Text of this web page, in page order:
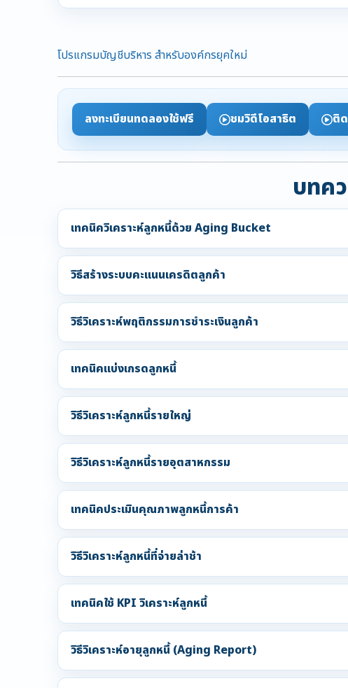
โปรแกรมบัญชีบริหาร สำหรับองค์กรยุคใหม่
ลงทะเบียนทดลองใช้ฟรี ชมวิดีโอสาธิต ติ
บทค
เทคนิควิเคราะห์ลูกหนี้ด้วย Aging Bucket
วิธีสร้างระบบคะแนนเครดิตลูกค้า
วิธีวิเคราะห์พฤติกรรมการชำระเงินลูกค้า
เทคนิคแบ่งเกรดลูกหนี้
วิธีวิเคราะห์ลูกหนี้รายใหญ่
วิธีวิเคราะห์ลูกหนี้รายอุตสาหกรรม
เทคนิคประเมินคุณภาพลูกหนี้การค้า
วิธีวิเคราะห์ลูกหนี้ที่จ่ายล่าช้า
เทคนิคใช้ KPI วิเคราะห์ลูกหนี้
วิธีวิเคราะห์อายุลูกหนี้ (Aging Report)